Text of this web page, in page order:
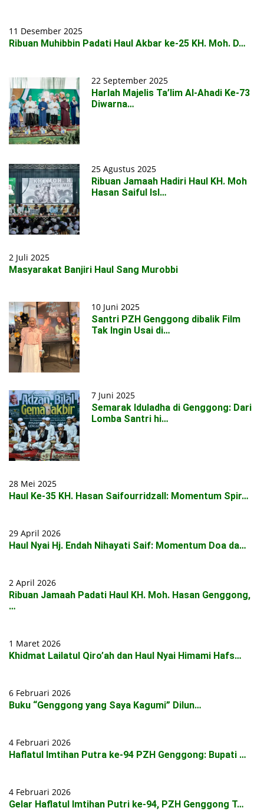
11 Desember 2025
Ribuan Muhibbin Padati Haul Akbar ke-25 KH. Moh. D…
22 September 2025
Harlah Majelis Ta’lim Al-Ahadi Ke-73
Diwarna…
25 Agustus 2025
Ribuan Jamaah Hadiri Haul KH. Moh
Hasan Saiful Isl…
2 Juli 2025
Masyarakat Banjiri Haul Sang Murobbi
10 Juni 2025
Santri PZH Genggong dibalik Film
Tak Ingin Usai di…
7 Juni 2025
Semarak Iduladha di Genggong: Dari
Lomba Santri hi…
28 Mei 2025
Haul Ke-35 KH. Hasan Saifourridzall: Momentum Spir…
29 April 2026
Haul Nyai Hj. Endah Nihayati Saif: Momentum Doa da…
2 April 2026
Ribuan Jamaah Padati Haul KH. Moh. Hasan Genggong,
…
1 Maret 2026
Khidmat Lailatul Qiro’ah dan Haul Nyai Himami Hafs…
6 Februari 2026
Buku “Genggong yang Saya Kagumi” Dilun…
4 Februari 2026
Haflatul Imtihan Putra ke-94 PZH Genggong: Bupati …
4 Februari 2026
Gelar Haflatul Imtihan Putri ke-94, PZH Genggong T…